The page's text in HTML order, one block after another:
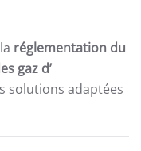
réglementation du
gaz d’
solutions adaptées